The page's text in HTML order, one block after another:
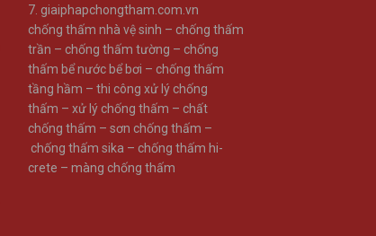
7. giaiphapchongtham.com.vn
chống thấm nhà vệ sinh – chống thấm
trần – chống thấm tường – chống
thấm bể nước bể bơi – chống thấm
tầng hầm – thi công xử lý chống
thấm – xử lý chống thấm – chất
chống thấm – sơn chống thấm –
chống thấm sika – chống thấm hi-
crete – màng chống thấm